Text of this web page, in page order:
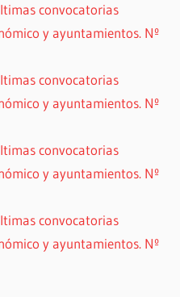
convocatorias
y ayuntamientos. Nº
convocatorias
y ayuntamientos. Nº
convocatorias
y ayuntamientos. Nº
convocatorias
y ayuntamientos. Nº